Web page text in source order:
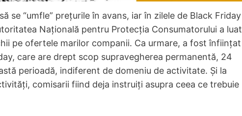
se “umfle” prețurile în avans, iar în zilele de Black Friday
Națională pentru Protecția Consumatorului a luat
pe ofertele marilor companii. Ca urmare, a fost înființat
care are drept scop supravegherea permanentă, 24
perioadă, indiferent de domeniu de activitate. Și la
comisarii fiind deja instruiți asupra ceea ce trebuie